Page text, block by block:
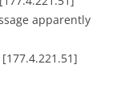
apparently